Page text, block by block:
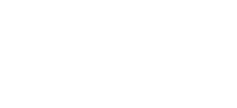
De hoes heeft touwtjes waarmee